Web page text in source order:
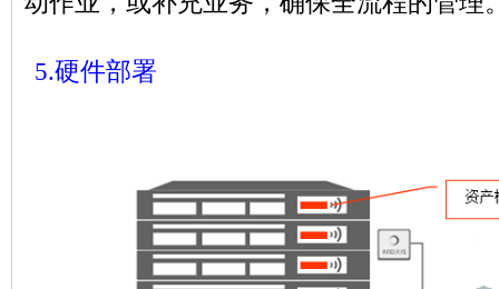
5.硬件部署